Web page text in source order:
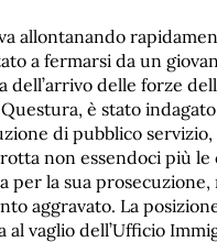
allontanando
a fermarsi da un
dell’arrivo delle forze
è stato
di pubblico servizio,
non essendoci più le
per la sua prosecuzione,
aggravato. La
vaglio dell’Ufficio